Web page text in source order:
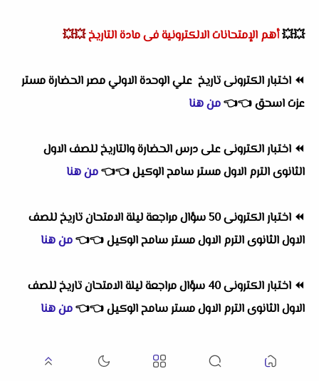
💥💥أهم الإمتحانات الالكترونية فى مادة التاريخ💥💥
⏪ اختبار الكترونىتاريخ علي الوحدة الاولي مصر الحضارة مستر
عزت اسحق👈
👈من هنا
⏪ اختبار الكترونى على درس الحضارة والتاريخ للصف الاول
الثانوى الترم الاول مستر سامح الوكيل👈
👈من هنا
⏪
اختبار الكترونى 50 سؤال مراجعة ليلة الامتحان تاريخ للصف
الاول الثانوى الترم الاول مستر سامح الوكيل👈
👈من هنا
⏪
اختبار الكترونى 40 سؤال مراجعة ليلة الامتحان تاريخ للصف
الاول الثانوى الترم الاول مستر سامح الوكيل👈
👈من هنا
اختبار الكترونى تجريبى تاريخ 25 سؤال شامل للصف الاول